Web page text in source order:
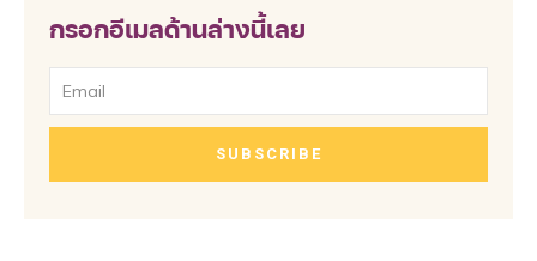
กรอกอีเมลด้านล่างนี้เลย
SUBSCRIBE